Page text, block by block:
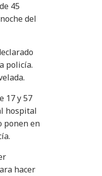
45
del
policía.
17 y 57
hospital
ponen en
hacer